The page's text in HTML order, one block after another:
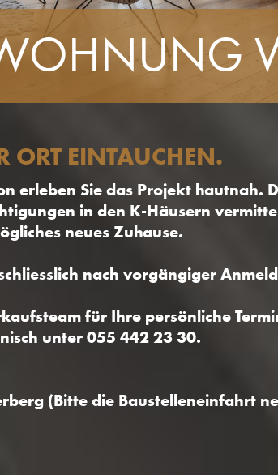
ORT EINTAUCHEN.
erleben Sie das Projekt hautnah.
in den K-Häusern
neues Zuhause.
nach vorgängiger
für Ihre persönliche
unter 055 442 23 30.
(Bitte die Baustelleneinfahrt